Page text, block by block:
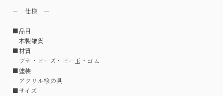
－ 仕様 －
■品目
木製雑貨
■材質
ブナ・ビーズ・ビー玉・ゴム
■塗装
アクリル絵の具
■サイズ